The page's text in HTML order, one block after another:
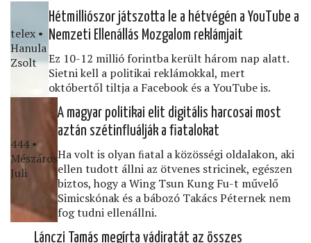
telex •
Hanula
Zsolt
Hétmilliószor játszotta le a hétvégén a YouTube a
Nemzeti Ellenállás Mozgalom reklámjait
Ez 10-12 millió forintba került három nap alatt.
Sietni kell a politikai reklámokkal, mert
októbertől tiltja a Facebook és a YouTube is.
444 •
Mészáros
Juli
A magyar politikai elit digitális harcosai most
aztán szétinﬂuálják a ﬁatalokat
Ha volt is olyan ﬁatal a közösségi oldalakon, aki
ellen tudott állni az ötvenes stricinek, egészen
biztos, hogy a Wing Tsun Kung Fu-t művelő
Simicskónak és a bábozó Takács Péternek nem
fog tudni ellenállni.
Lánczi Tamás megírta vádiratát az összes